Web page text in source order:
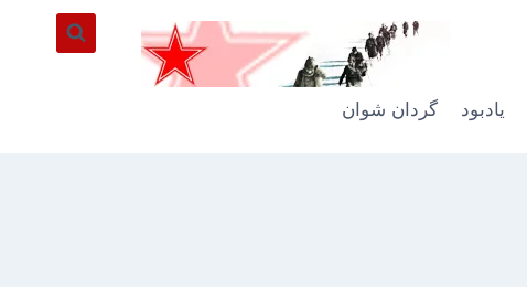
یادبود گردان شوان